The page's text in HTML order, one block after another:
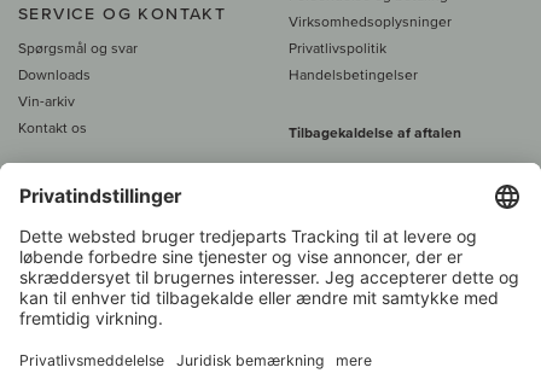
SERVICE OG KONTAKT
Spørgsmål og svar
Downloads
Vin-arkiv
Kontakt os
Virksomhedsoplysninger
Privatlivspolitik
Handelsbetingelser
Tilbagekaldelse af aftalen
Alle priser er inkl. moms, plus 39
450 DKK gratis fragt
Kundeservice: